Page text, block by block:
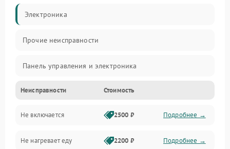
Электроника
Прочие неисправности
Панель управления и электроника
Дверца и корпус
Механика и внутренние элементы
Механические повреждения
Неисправности Стоимость
Не включается 2500 ₽ Подробнее →
Не нагревает еду 2200 ₽ Подробнее →